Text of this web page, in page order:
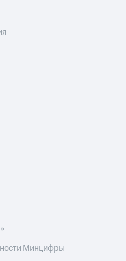
Минцифры